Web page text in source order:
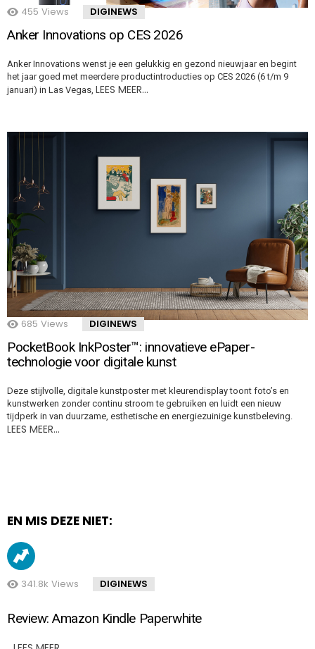
455 Views DIGINEWS
Anker Innovations op CES 2026
Anker Innovations wenst je een gelukkig en gezond nieuwjaar en begint
het jaar goed met meerdere productintroducties op CES 2026 (6 t/m 9
januari) in Las Vegas, LEES MEER…
685 Views DIGINEWS
PocketBook InkPoster™: innovatieve ePaper-
technologie voor digitale kunst
Deze stijlvolle, digitale kunstposter met kleurendisplay toont foto’s en
kunstwerken zonder continu stroom te gebruiken en luidt een nieuw
tijdperk in van duurzame, esthetische en energiezuinige kunstbeleving.
LEES MEER…
EN MIS DEZE NIET:
341.8k Views DIGINEWS
Review: Amazon Kindle Paperwhite